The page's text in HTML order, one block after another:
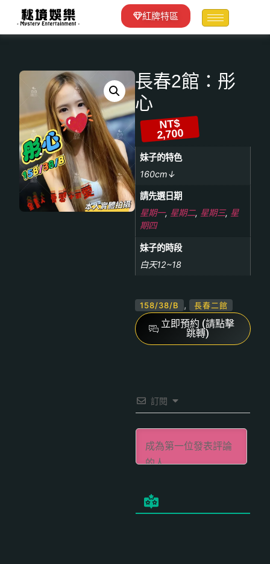
紅牌特區
長春2館：彤
心
NT$
2,700
妹子的特色
160cm↓
請先選日期
星期一, 星期二, 星期三, 星
期四
妹子的時段
白天12~18
158/38/B , 長春二館
立即預約 (請點擊
跳轉)
訂閱